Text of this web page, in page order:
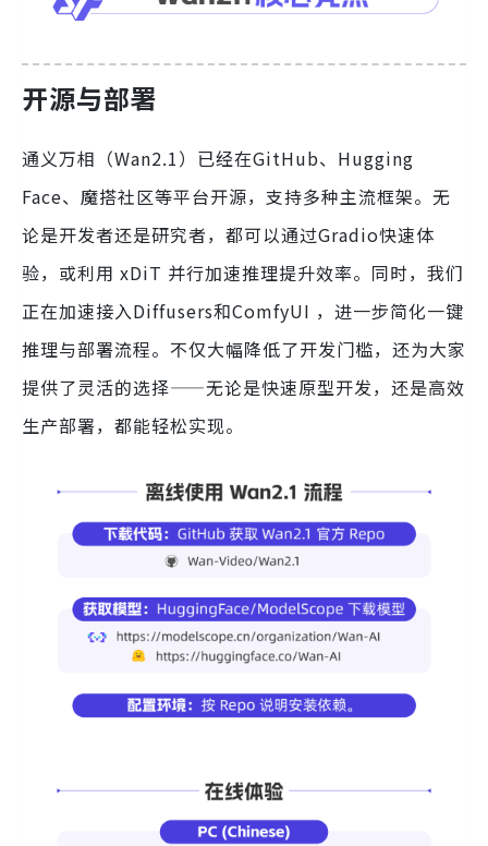
开源与部署
通义万相（Wan2.1）已经在GitHub、Hugging
Face、魔搭社区等平台开源，支持多种主流框架。无
论是开发者还是研究者，都可以通过Gradio快速体
验，或利用 xDiT 并行加速推理提升效率。同时，我们
正在加速接入Diffusers和ComfyUI ，进一步简化一键
推理与部署流程。不仅大幅降低了开发门槛，还为大家
提供了灵活的选择——无论是快速原型开发，还是高效
生产部署，都能轻松实现。